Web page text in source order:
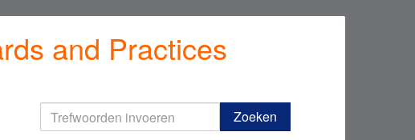
and Practices
Trefwoorden
invoeren
Zoeken